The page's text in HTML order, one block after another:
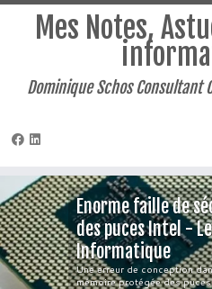
Passer
au
contenu
Mes Notes,
Dominique Schos
Enorme faille de
des puces Intel -
Informatique
Une erreur de conception
mémoire protégée des